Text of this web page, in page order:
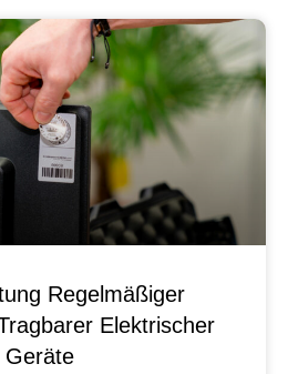
Regelmäßiger
Elektrischer
Geräte